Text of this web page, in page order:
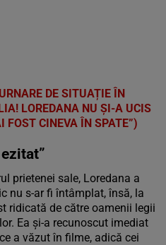
DE SITUAȚIE ÎN
LOREDANA NU ȘI-A UCIS
FOST CINEVA ÎN SPATE”)
prietenei sale, Loredana a
nu s-ar fi întâmplat, însă, la
ridicată de către oamenii legii
Ea și-a recunoscut imediat
a văzut în filme, adică cei